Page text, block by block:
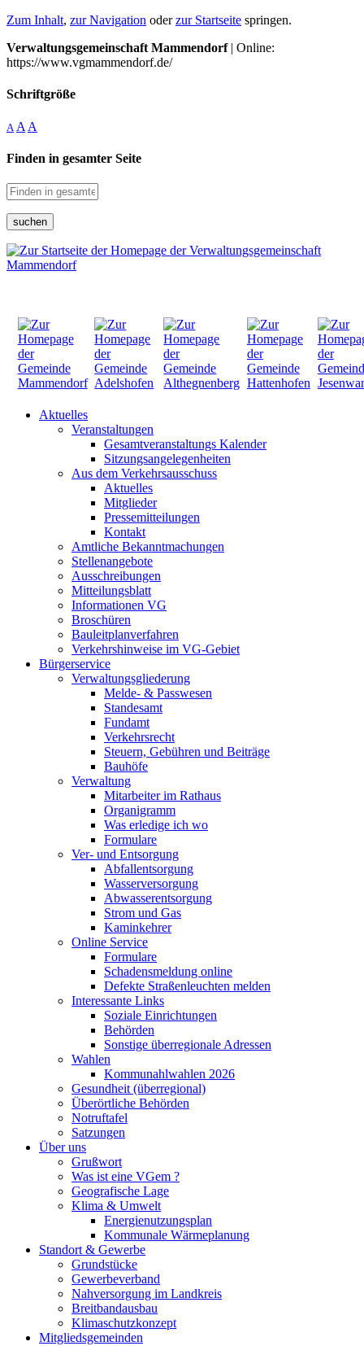
Zum Inhalt, zur Navigation oderzur Startseite springen.
Verwaltungsgemeinschaft Mammendorf| Online:
https://www.vgmammendorf.de/
Schriftgröße
A A A
Finden in gesamter Seite
suchen
Aktuelles
Veranstaltungen
Gesamtveranstaltungs Kalender
Sitzungsangelegenheiten
Aus dem Verkehrsausschuss
Aktuelles
Mitglieder
Pressemitteilungen
Kontakt
Amtliche Bekanntmachungen
Stellenangebote
Ausschreibungen
Mitteilungsblatt
Informationen VG
Broschüren
Bauleitplanverfahren
Verkehrshinweise im VG-Gebiet
Bürgerservice
Verwaltungsgliederung
Melde- & Passwesen
Standesamt
Fundamt
Verkehrsrecht
Steuern, Gebühren und Beiträge
Bauhöfe
Verwaltung
Mitarbeiter im Rathaus
Organigramm
Was erledige ich wo
Formulare
Ver- und Entsorgung
Abfallentsorgung
Wasserversorgung
Abwasserentsorgung
Strom und Gas
Kaminkehrer
Online Service
Formulare
Schadensmeldung online
Defekte Straßenleuchten melden
Interessante Links
Soziale Einrichtungen
Behörden
Sonstige überregionale Adressen
Wahlen
Kommunahlwahlen 2026
Gesundheit (überregional)
Überörtliche Behörden
Notruftafel
Satzungen
Über uns
Grußwort
Was ist eine VGem ?
Geografische Lage
Klima & Umwelt
Energienutzungsplan
Kommunale Wärmeplanung
Standort & Gewerbe
Grundstücke
Gewerbeverband
Nahversorgung im Landkreis
Breitbandausbau
Klimaschutzkonzept
Mitgliedsgemeinden